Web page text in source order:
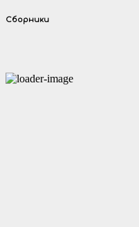
Сборники